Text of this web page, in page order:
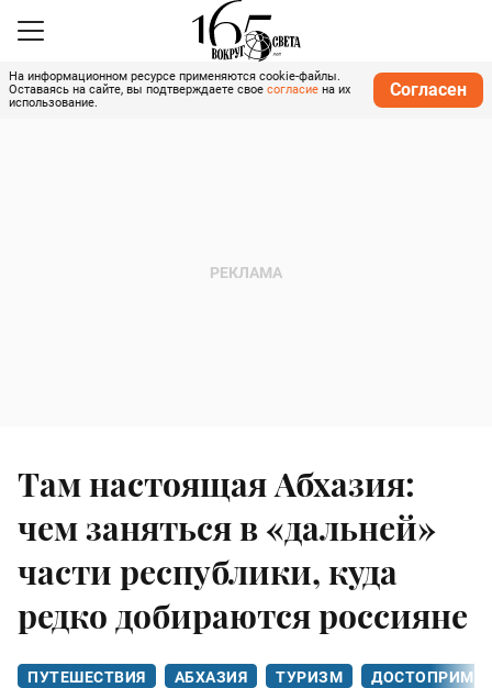
На информационном ресурсе применяются cookie-файлы.
Оставаясь на сайте, вы подтверждаете свое согласие на их
использование.
Согласен
Там настоящая Абхазия:
чем заняться в «дальней»
части республики, куда
редко добираются россияне
ПУТЕШЕСТВИЯ АБХАЗИЯ ТУРИЗМ